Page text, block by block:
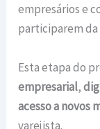
empresários e
participarem da
Esta etapa do
empresarial,
acesso a novos
varejista.